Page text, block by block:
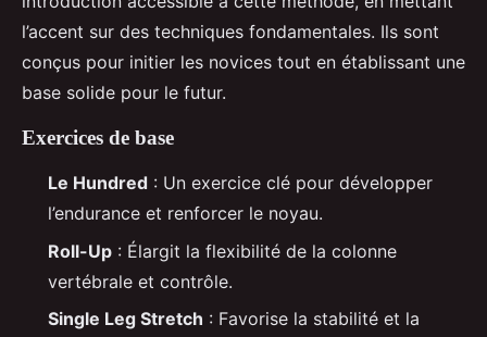
l’accent sur des techniques fondamentales. Ils sont
conçus pour initier les novices tout en établissant une
base solide pour le futur.
Exercices de base
Le Hundred : Un exercice clé pour développer
l’endurance et renforcer le noyau.
Roll-Up : Élargit la flexibilité de la colonne
vertébrale et contrôle.
Single Leg Stretch : Favorise la stabilité et la